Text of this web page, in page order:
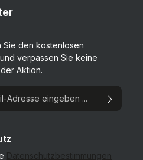
Sie den kostenlosen
verpassen Sie keine
Aktion.
Datenschutzbestimmungen